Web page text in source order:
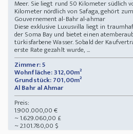
Meer. Sie liegt rund 50 Kilometer südlich
Kilometer nördlich von Safaga, gehört
Gouvernement al-Bahr al-ahmar
Diese exklusive Luxusvilla liegt in
der Soma Bay und bietet einen
türkisfarbene Wasser. Sobald der
erste Rate gezahlt wurde, ...
Zimmer: 5
Wohnfläche: 312,00m²
Grundstück: 701,00m²
Al Bahr al Ahmar
Preis:
1.900.000,00 €
~ 1.629.060,00 £
~ 2.101.780,00 $